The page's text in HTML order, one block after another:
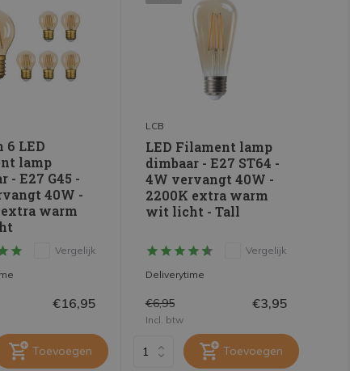
6 LED
lamp
- E27 G45 -
40W -
warm
Vergelijk
€16,95
Toevoegen
LCB
LED Filament lamp
dimbaar - E27 ST64 -
4W vervangt 40W -
2200K extra warm
wit licht - Tall
Vergelijk
Deliverytime
€6,95 €3,95
Incl. btw
Toevoegen